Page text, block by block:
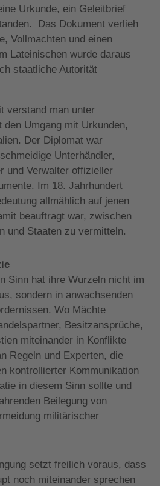
Urkunde, ein Geleitbrief
Das Dokument verlieh
Vollmachten und einen
Lateinischen wurde daraus
staatliche Autorität
verstand man unter
den Umgang mit Urkunden,
Der Diplomat war
Unterhändler,
und Verwalter offizieller
Im 18. Jahrhundert
allmählich auf jenen
beauftragt war, zwischen
und Staaten zu vermitteln.
Sinn hat ihre Wurzeln nicht im
sondern in anwachsenden
Wo Mächte
Besitzansprüche,
miteinander in Konflikte
Regeln und Experten, die
kontrollierter Kommunikation
in diesem Sinn sollte und
Beilegung von
militärischer
setzt freilich voraus, dass
noch miteinander sprechen